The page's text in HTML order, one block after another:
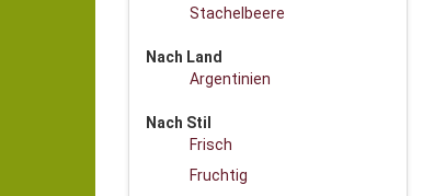
Stachelbeere
Nach Land
Argentinien
Nach Stil
Frisch
Fruchtig